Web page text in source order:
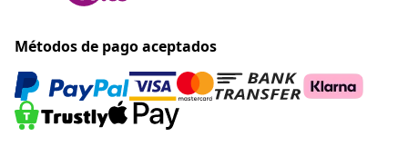
Métodos de pago aceptados